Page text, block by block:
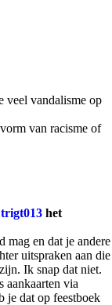
veel vandalisme op
van racisme of
trigt013 het
mag en dat je andere
uitspraken aan die
Ik snap dat niet.
aankaarten via
je dat op feestboek